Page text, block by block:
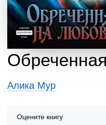
Алика Мур
Оцените книгу